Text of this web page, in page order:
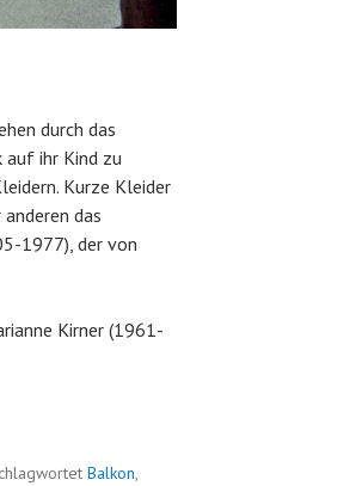
durch das
auf ihr Kind zu
Kurze Kleider
das
1977), der von
Kirner (1961-
Balkon,